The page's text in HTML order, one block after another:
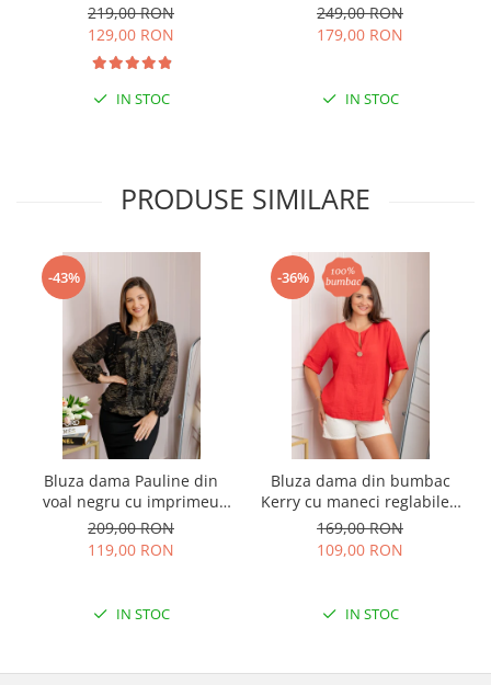
219,00 RON
129,00 RON
IN STOC
249,00 RON
179,00 RON
IN STOC
PRODUSE SIMILARE
-43%
Bluza dama Pauline din
voal negru cu imprimeu
floral auriu
209,00 RON
119,00 RON
IN STOC
-36%
Bluza dama din bumbac
Kerry cu maneci reglabile -
Rosu
169,00 RON
109,00 RON
IN STOC